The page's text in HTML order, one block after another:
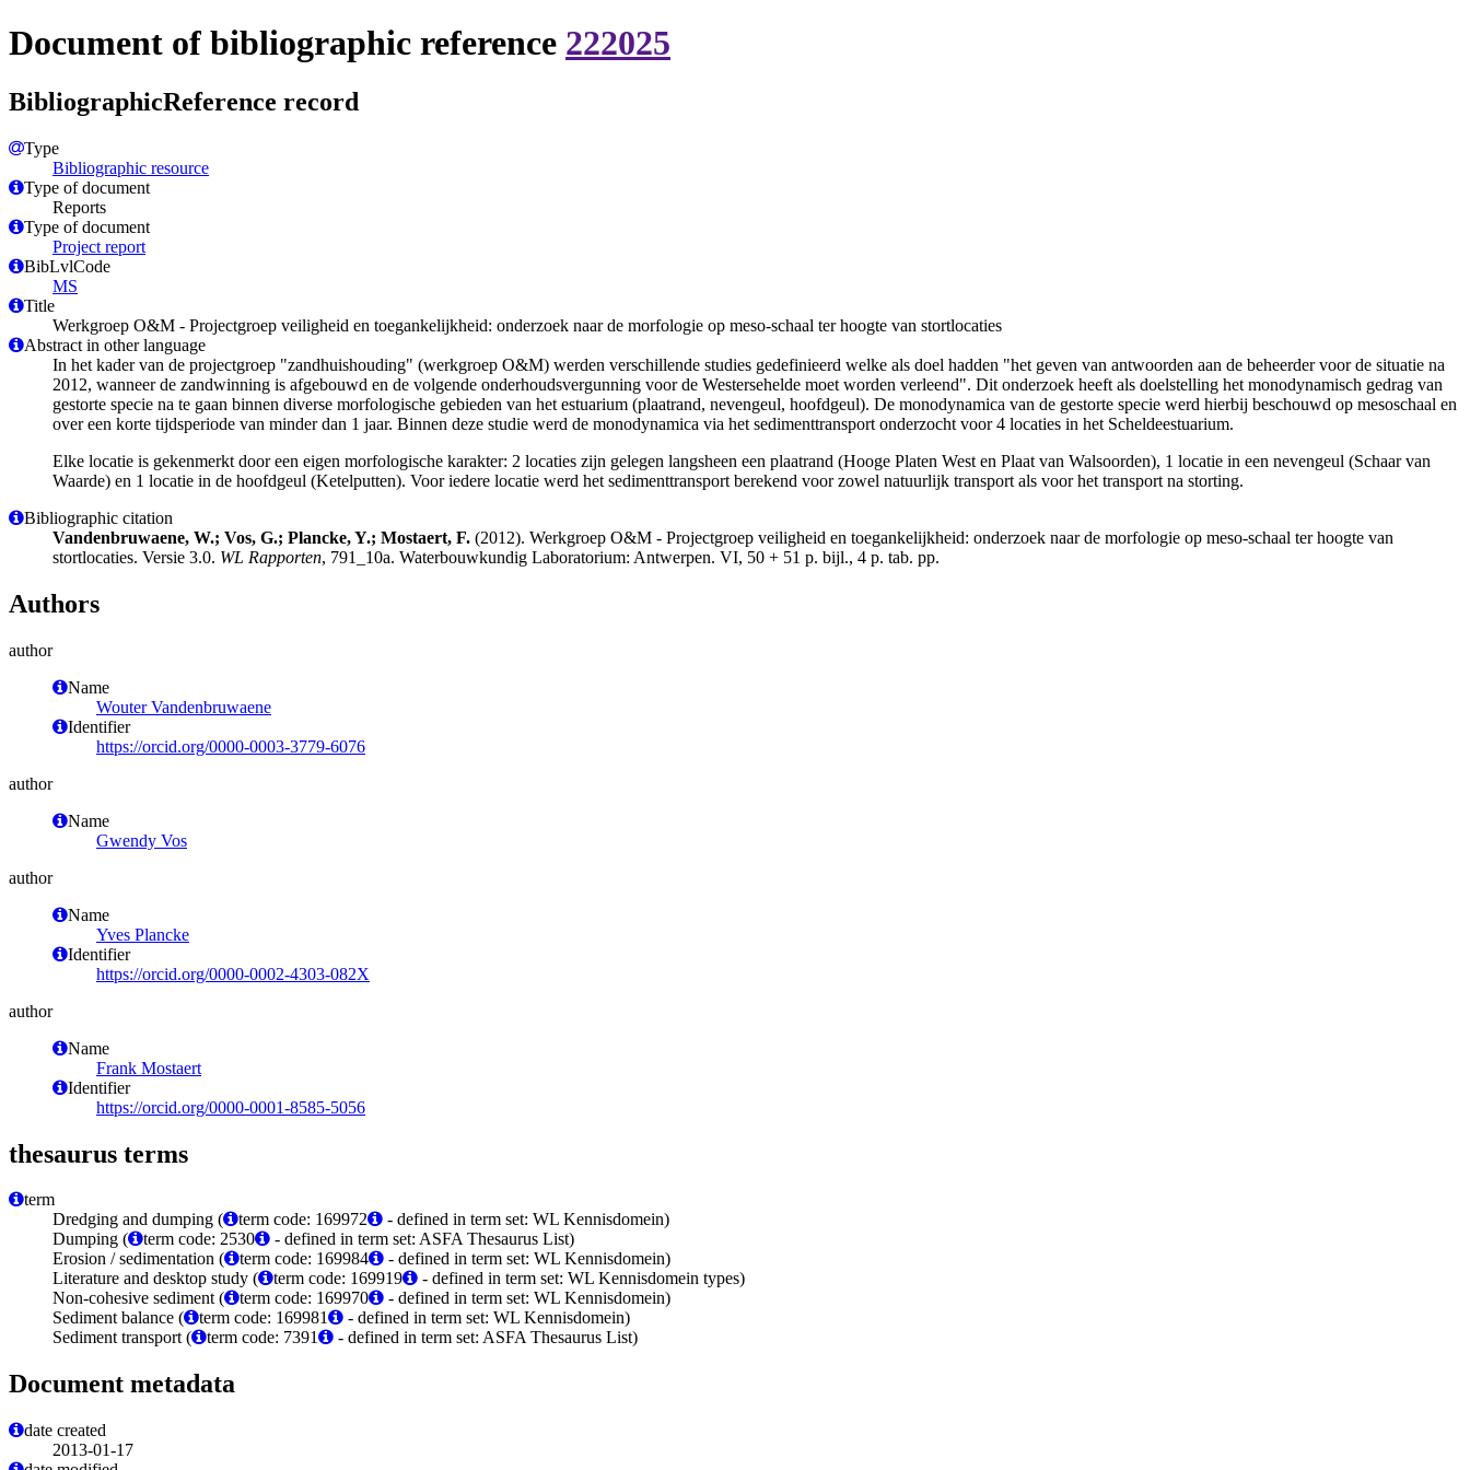
Document of bibliographic reference 222025
BibliographicReference record
Type
Bibliographic resource
Type of document
Reports
Type of document
Project report
BibLvlCode
MS
Title
Werkgroep O&M - Projectgroep veiligheid en toegankelijkheid: onderzoek naar de morfologie op meso-schaal ter hoogte van stortlocaties
Abstract in other language
In het kader van de projectgroep "zandhuishouding" (werkgroep O&M) werden verschillende studies gedefinieerd welke als doel hadden "het geven van antwoorden aan de beheerder voor de situatie na
2012, wanneer de zandwinning is afgebouwd en de volgende onderhoudsvergunning voor de Westersehelde moet worden verleend". Dit onderzoek heeft als doelstelling het monodynamisch gedrag van
gestorte specie na te gaan binnen diverse morfologische gebieden van het estuarium (plaatrand, nevengeul, hoofdgeul). De monodynamica van de gestorte specie werd hierbij beschouwd op mesoschaal en
over een korte tijdsperiode van minder dan 1 jaar. Binnen deze studie werd de monodynamica via het sedimenttransport onderzocht voor 4 locaties in het Scheldeestuarium.
Elke locatie is gekenmerkt door een eigen morfologische karakter: 2 locaties zijn gelegen langsheen een plaatrand (Hooge Platen West en Plaat van Walsoorden), 1 locatie in een nevengeul (Schaar van
Waarde) en 1 locatie in de hoofdgeul (Ketelputten). Voor iedere locatie werd het sedimenttransport berekend voor zowel natuurlijk transport als voor het transport na storting.
Bibliographic citation
Vandenbruwaene, W.; Vos, G.; Plancke, Y.; Mostaert, F. (2012). Werkgroep O&M - Projectgroep veiligheid en toegankelijkheid: onderzoek naar de morfologie op meso-schaal ter hoogte van
stortlocaties. Versie 3.0. WL Rapporten, 791_10a. Waterbouwkundig Laboratorium: Antwerpen. VI, 50 + 51 p. bijl., 4 p. tab. pp.
Authors
author
Name
Wouter Vandenbruwaene
Identifier
https://orcid.org/0000-0003-3779-6076
author
Name
Gwendy Vos
author
Name
Yves Plancke
Identifier
https://orcid.org/0000-0002-4303-082X
author
Name
Frank Mostaert
Identifier
https://orcid.org/0000-0001-8585-5056
thesaurus terms
term
Dredging and dumping (
term code: 169972
- defined in term set: WL Kennisdomein)
Dumping (
term code: 2530
- defined in term set: ASFA Thesaurus List)
Erosion / sedimentation (
term code: 169984
- defined in term set: WL Kennisdomein)
Literature and desktop study (
term code: 169919
- defined in term set: WL Kennisdomein types)
Non-cohesive sediment (
term code: 169970
- defined in term set: WL Kennisdomein)
Sediment balance (
term code: 169981
- defined in term set: WL Kennisdomein)
Sediment transport (
term code: 7391 - defined in term set: ASFA Thesaurus List)
Document metadata
date created
2013-01-17